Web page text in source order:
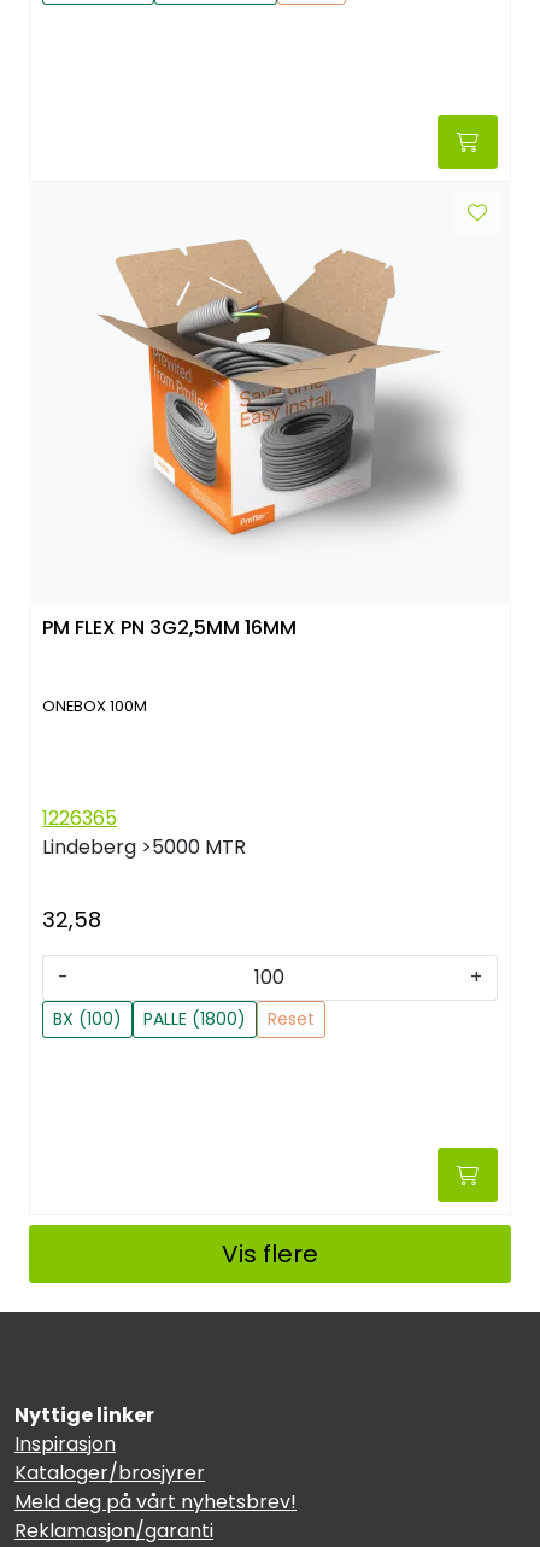
PM FLEX PN 3G2,5MM 16MM
ONEBOX 100M
1226365
Lindeberg >5000 MTR
32,58
- +
BX (100) PALLE (1800) Reset
Vis flere
Nyttige linker
Inspirasjon
Kataloger/brosjyrer
Meld deg på vårt nyhetsbrev!
Reklamasjon/garanti